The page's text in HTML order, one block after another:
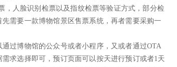
人脸识别检票以及指纹检票等验证方式，部分检
需要一款博物馆景区售票系统，再者需要采购一
过博物馆的公众号或者小程序，又或者通过OTA
求选择即可，预订页面可以按天进行预订或者1天